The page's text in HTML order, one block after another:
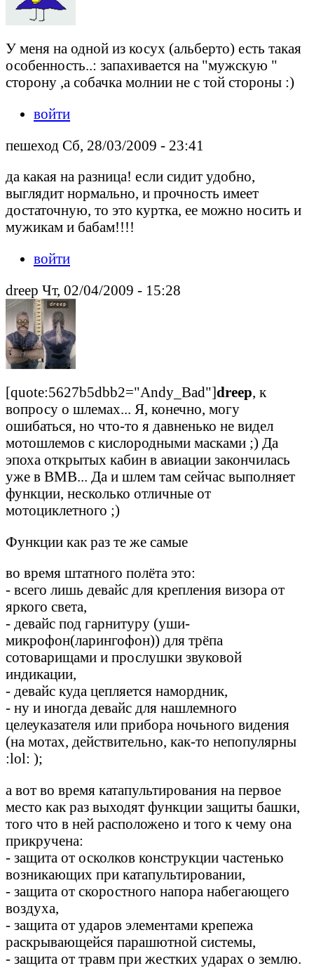
У меня на одной из косух (альберто) есть такая
особенность..: запахивается на "мужскую "
сторону ,а собачка молнии не с той стороны :)
войти
пешеход Сб, 28/03/2009 - 23:41
да какая на разница! если сидит удобно,
выглядит нормально, и прочность имеет
достаточную, то это куртка, ее можно носить и
мужикам и бабам!!!!
войти
drееp Чт, 02/04/2009 - 15:28
[quote:5627b5dbb2="Andy_Bad"]drееp, к
вопросу о шлемах... Я, конечно, могу
ошибаться, но что-то я давненько не видел
мотошлемов с кислородными масками ;) Да
эпоха открытых кабин в авиации закончилась
уже в ВМВ... Да и шлем там сейчас выполняет
функции, несколько отличные от
мотоциклетного ;)
Функции как раз те же самые
во время штатного полёта это:
- всего лишь девайс для крепления визора от
яркого света,
- девайс под гарнитуру (уши-
микрофон(ларингофон)) для трёпа
сотоварищами и прослушки звуковой
индикации,
- девайс куда цепляется намордник,
- ну и иногда девайс для нашлемного
целеуказателя или прибора ночьного видения
(на мотах, действительно, как-то непопулярны
:lol: );
а вот во время катапультирования на первое
место как раз выходят функции защиты башки,
того что в ней расположено и того к чему она
прикручена:
- защита от осколков конструкции частенько
возникающих при катапультировании,
- защита от скоростного напора набегающего
воздуха,
- защита от ударов элементами крепежа
раскрывающейся парашютной системы,
- защита от травм при жестких ударах о землю.